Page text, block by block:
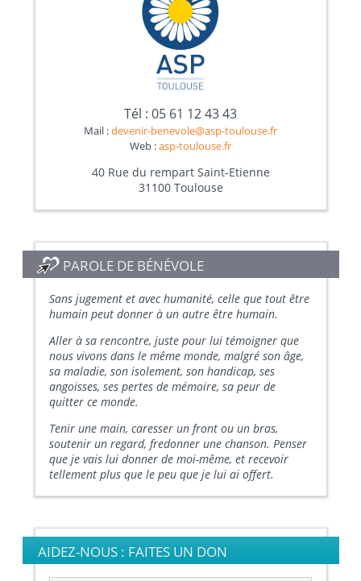
Tél : 05 61 12 43 43
Mail :devenir-benevole@asp-toulouse.fr
Web :asp-toulouse.fr
40 Rue du rempart Saint-Etienne
31100 Toulouse
PAROLE DE BÉNÉVOLE
Sans jugement et avec humanité, celle que tout être
humain peut donner à un autre être humain.
Aller à sa rencontre, juste pour lui témoigner que
nous vivons dans le même monde, malgré son âge,
sa maladie, son isolement, son handicap, ses
angoisses, ses pertes de mémoire, sa peur de
quitter ce monde.
Tenir une main, caresser un front ou un bras,
soutenir un regard, fredonner une chanson. Penser
que je vais lui donner de moi-même, et recevoir
tellement plus que le peu que je lui ai offert.
AIDEZ-NOUS : FAITES UN DON